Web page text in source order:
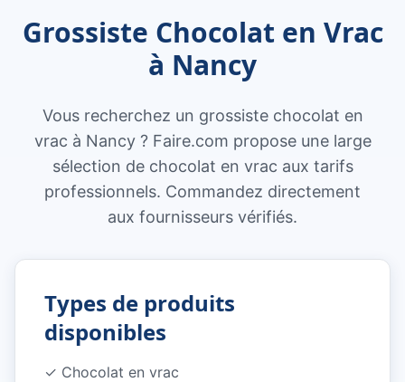
Grossiste Chocolat en Vrac
à Nancy
Vous recherchez un grossiste chocolat en
vrac à Nancy ? Faire.com propose une large
sélection de chocolat en vrac aux tarifs
professionnels. Commandez directement
aux fournisseurs vérifiés.
Types de produits
disponibles
✓ Chocolat en vrac